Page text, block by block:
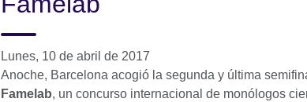
Lunes, 10 de abril de 2017
Anoche, Barcelona acogió la segunda y última
Famelab, un concurso internacional de monólogos